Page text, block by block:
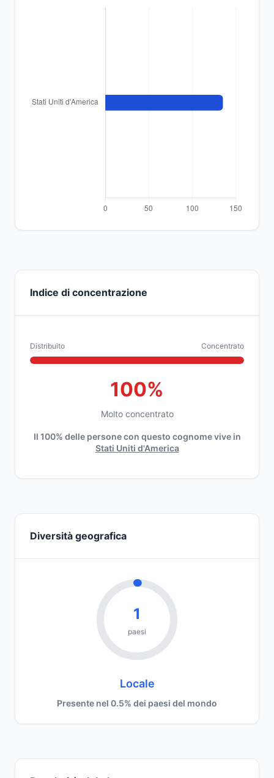
Indice di concentrazione
Distribuito Concentrato
100%
Molto concentrato
Il 100% delle persone con questo cognome vive in
Stati Uniti d'America
Diversità geografica
1
paesi
Locale
Presente nel 0.5% dei paesi del mondo